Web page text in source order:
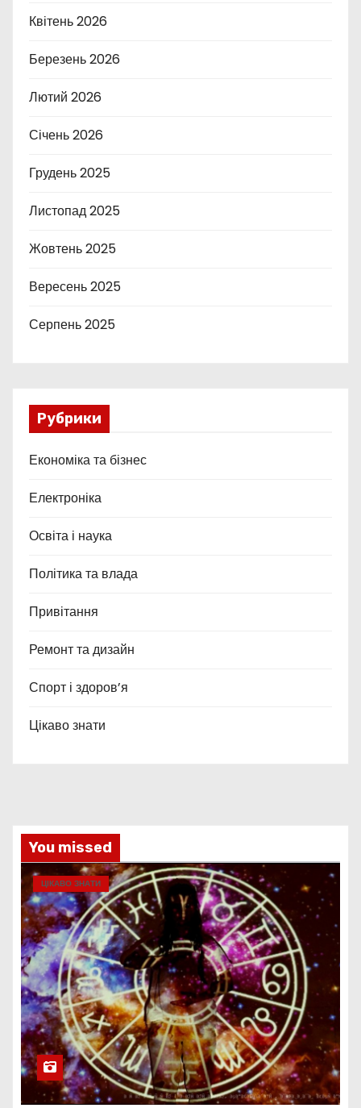
Квітень 2026
Березень 2026
Лютий 2026
Січень 2026
Грудень 2025
Листопад 2025
Жовтень 2025
Вересень 2025
Серпень 2025
Рубрики
Економіка та бізнес
Електроніка
Освіта і наука
Політика та влада
Привітання
Ремонт та дизайн
Спорт і здоров’я
Цікаво знати
You missed
ЦІКАВО ЗНАТИ